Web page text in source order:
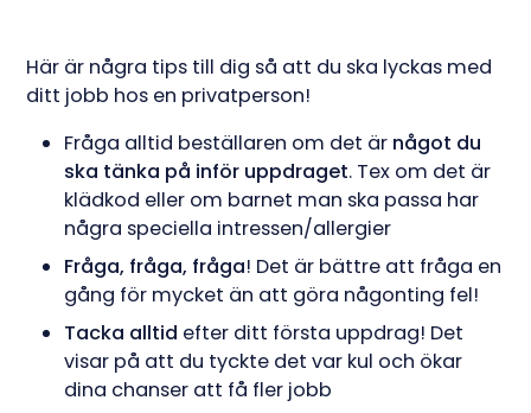
Här är några tips till dig så att du ska lyckas med
ditt jobb hos en privatperson!
Fråga alltid beställaren om det är något du
ska tänka på inför uppdraget. Tex om det är
klädkod eller om barnet man ska passa har
några speciella intressen/allergier
Fråga, fråga, fråga! Det är bättre att fråga en
gång för mycket än att göra någonting fel!
Tacka alltid efter ditt första uppdrag! Det
visar på att du tyckte det var kul och ökar
dina chanser att få fler jobb